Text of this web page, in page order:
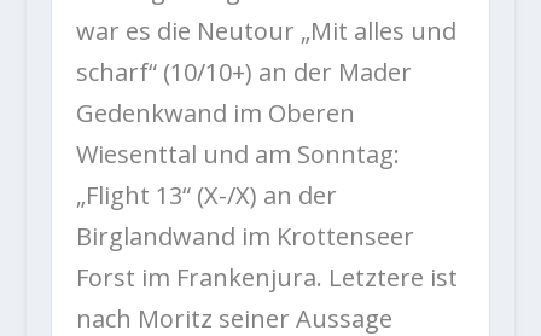
war es die Neutour „Mit alles und
scharf“ (10/10+) an der Mader
Gedenkwand im Oberen
Wiesenttal und am Sonntag:
„Flight 13“ (X-/X) an der
Birglandwand im Krottenseer
Forst im Frankenjura. Letztere ist
nach Moritz seiner Aussage